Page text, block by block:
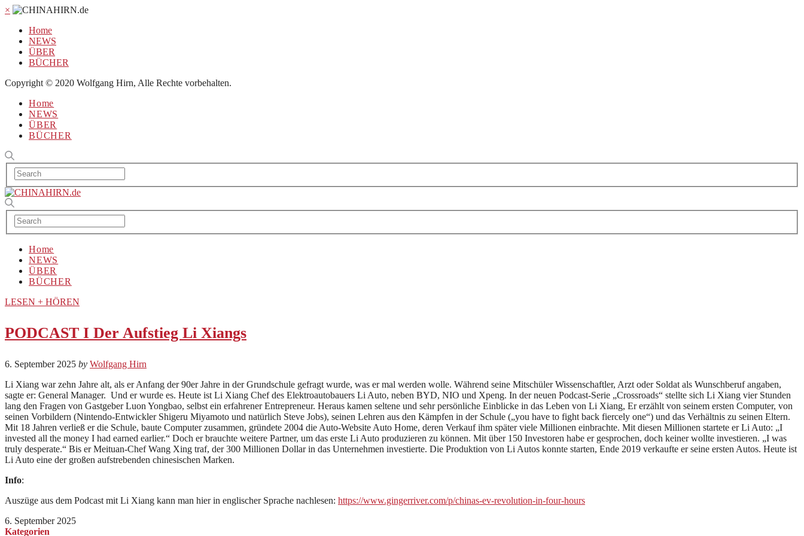
×
Home
NEWS
ÜBER
BÜCHER
Copyright © 2020 Wolfgang Hirn, Alle Rechte vorbehalten.
Home
NEWS
ÜBER
BÜCHER
Home
NEWS
ÜBER
BÜCHER
LESEN + HÖREN
PODCAST I Der Aufstieg Li Xiangs
6. September 2025 by Wolfgang Hirn
Li Xiang war zehn Jahre alt, als er Anfang der 90er Jahre in der Grundschule gefragt wurde, was er mal werden wolle. Während seine Mitschüler Wissenschaftler, Arzt oder Soldat als Wunschberuf angaben,
sagte er: General Manager. Und er wurde es. Heute ist Li Xiang Chef des Elektroautobauers Li Auto, neben BYD, NIO und Xpeng. In der neuen Podcast-Serie „Crossroads“ stellte sich Li Xiang vier Stunden
lang den Fragen von Gastgeber Luon Yongbao, selbst ein erfahrener Entrepreneur. Heraus kamen seltene und sehr persönliche Einblicke in das Leben von Li Xiang, Er erzählt von seinem ersten Computer, von
seinen Vorbildern (Nintendo-Entwickler Shigeru Miyamoto und natürlich Steve Jobs), seinen Lehren aus den Kämpfen in der Schule („you have to fight back fiercely one“) und das Verhältnis zu seinen Eltern.
Mit 18 Jahren verließ er die Schule, baute Computer zusammen, gründete 2004 die Auto-Website Auto Home, deren Verkauf ihm später viele Millionen einbrachte. Mit diesen Millionen startete er Li Auto: „I
invested all the money I had earned earlier.“ Doch er brauchte weitere Partner, um das erste Li Auto produzieren zu können. Mit über 150 Investoren habe er gesprochen, doch keiner wollte investieren. „I was
truly desperate.“ Bis er Meituan-Chef Wang Xing traf, der 300 Millionen Dollar in das Unternehmen investierte. Die Produktion von Li Autos konnte starten, Ende 2019 verkaufte er seine ersten Autos. Heute ist
Li Auto eine der großen aufstrebenden chinesischen Marken.
Info:
Auszüge aus dem Podcast mit Li Xiang kann man hier in englischer Sprache nachlesen: https://www.gingerriver.com/p/chinas-ev-revolution-in-four-hours
6. September 2025
Kategorien